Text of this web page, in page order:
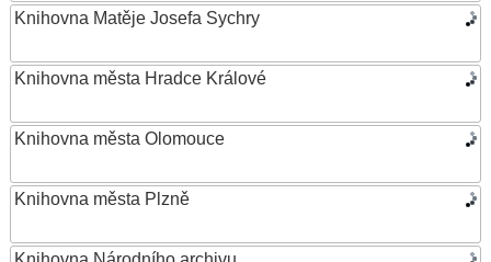
Knihovna Matěje Josefa Sychry
Knihovna města Hradce Králové
Knihovna města Olomouce
Knihovna města Plzně